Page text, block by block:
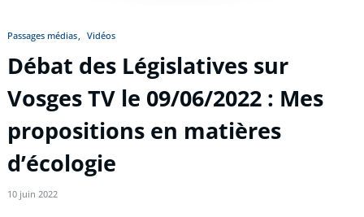
Passages médias Vidéos
Débat des Législatives sur
Vosges TV le 09/06/2022 : Mes
propositions en matières
d’écologie
10 juin 2022